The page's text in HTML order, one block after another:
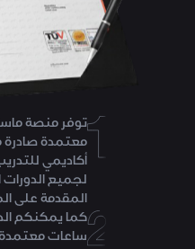
توفر منصة
معتمدة
أكاديمي
لجميع الدورات
المقدمة على
كما يمكنكم
ساعات معتمدة